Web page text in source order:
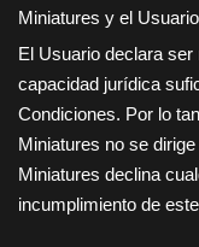
Miniatures y el
El Usuario declara
capacidad jurídica
Condiciones. Por lo
Miniatures no se
Miniatures declina
incumplimiento de